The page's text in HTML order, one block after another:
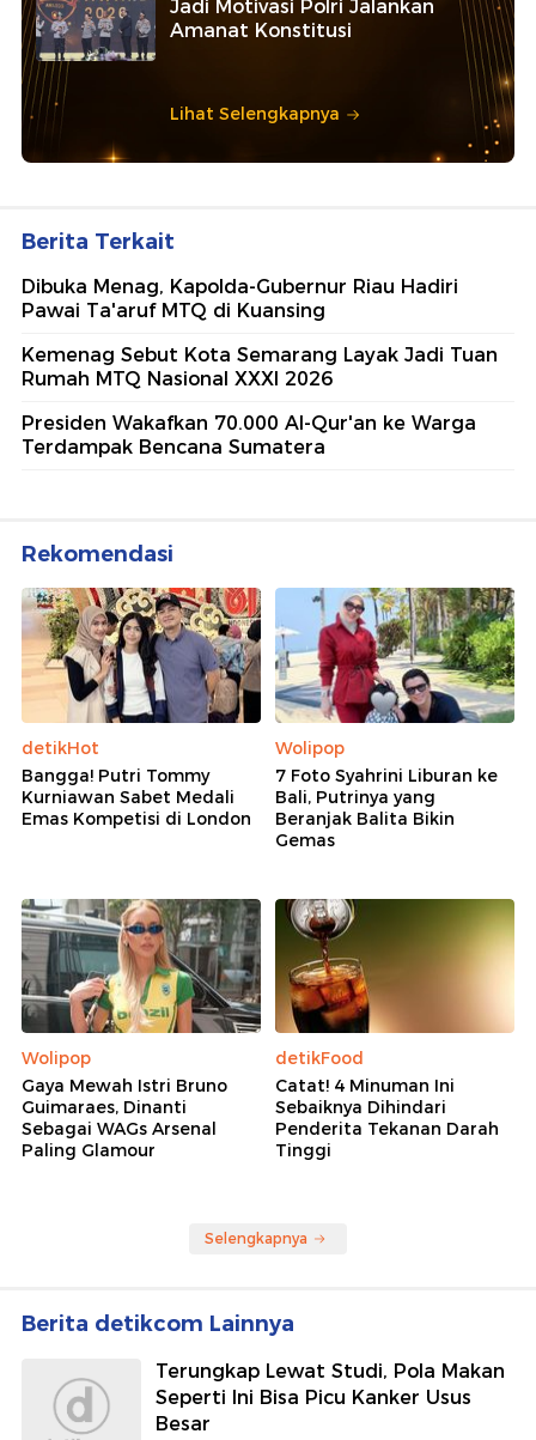
Jadi Motivasi Polri Jalankan
Amanat Konstitusi
Lihat Selengkapnya
Berita Terkait
Dibuka Menag, Kapolda-Gubernur Riau Hadiri
Pawai Ta'aruf MTQ di Kuansing
Kemenag Sebut Kota Semarang Layak Jadi Tuan
Rumah MTQ Nasional XXXI 2026
Presiden Wakafkan 70.000 Al-Qur'an ke Warga
Terdampak Bencana Sumatera
Rekomendasi
detikHot
Bangga! Putri Tommy
Kurniawan Sabet Medali
Emas Kompetisi di London
Wolipop
7 Foto Syahrini Liburan ke
Bali, Putrinya yang
Beranjak Balita Bikin
Gemas
Wolipop
Gaya Mewah Istri Bruno
Guimaraes, Dinanti
Sebagai WAGs Arsenal
Paling Glamour
detikFood
Catat! 4 Minuman Ini
Sebaiknya Dihindari
Penderita Tekanan Darah
Tinggi
Selengkapnya
Berita detikcom Lainnya
Terungkap Lewat Studi, Pola Makan
Seperti Ini Bisa Picu Kanker Usus
Besar